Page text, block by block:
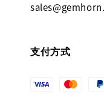
支付方式